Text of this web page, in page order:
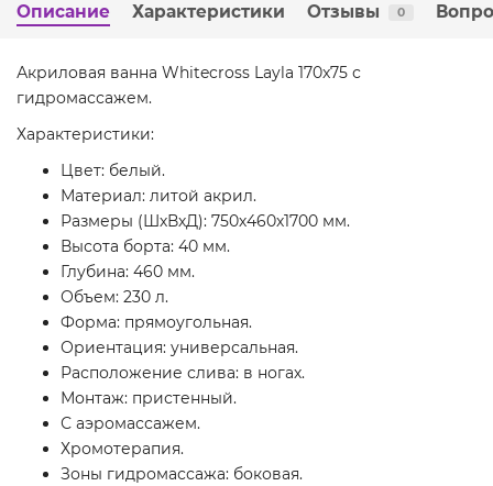
Описание Характеристики Отзывы 0
Акриловая ванна Whitecross Layla 170x75 с
гидромассажем.
Характеристики:
Цвет: белый.
Материал: литой акрил.
Размеры (ШхВхД): 750х460х1700 мм.
Высота борта: 40 мм.
Глубина: 460 мм.
Объем: 230 л.
Форма: прямоугольная.
Ориентация: универсальная.
Расположение слива: в ногах.
Монтаж: пристенный.
С аэромассажем.
Хромотерапия.
Зоны гидромассажа: боковая.